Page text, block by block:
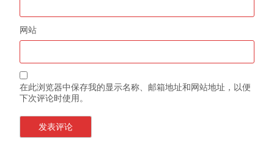
网站
在此浏览器中保存我的显示名称、邮箱地址和网站地址，以便
下次评论时使用。